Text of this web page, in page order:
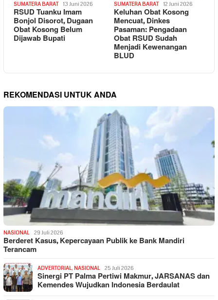
SUMATERA BARAT 13 Juni 2026
RSUD Tuanku Imam
Bonjol Disorot, Dugaan
Obat Kosong Belum
Dijawab Bupati
SUMATERA BARAT 12 Juni 2026
Keluhan Obat Kosong
Mencuat, Dinkes
Pasaman: Pengadaan
Obat RSUD Sudah
Menjadi Kewenangan
BLUD
REKOMENDASI UNTUK ANDA
NASIONAL 29 Juli 2026
Berderet Kasus, Kepercayaan Publik ke Bank Mandiri
Terancam
ADVERTORIAL, NASIONAL 25 Juli 2026
Sinergi PT Palma Pertiwi Makmur, JARSANAS dan
Kemendes Wujudkan Indonesia Berdaulat